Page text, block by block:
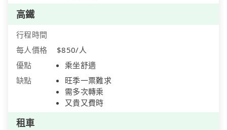
高鐵
行程時間
每人價格
$850/人
優點
乘坐舒適
缺點
旺季一票難求
需多次轉乘
又貴又費時
租車